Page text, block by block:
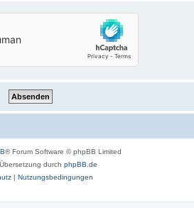
® Forum Software © phpBB Limited
durch phpBB.de
| Nutzungsbedingungen